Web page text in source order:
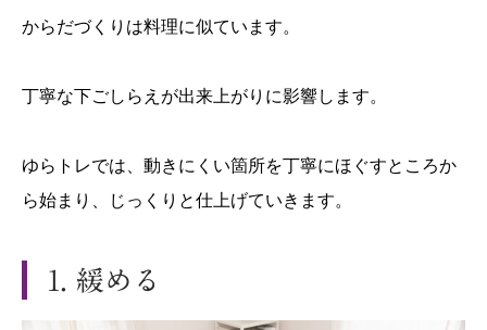
からだづくりは料理に似ています。
丁寧な下ごしらえが出来上がりに影響します。
ゆらトレでは、動きにくい箇所を丁寧にほぐすところか
ら始まり、じっくりと仕上げていきます。
1. 緩める